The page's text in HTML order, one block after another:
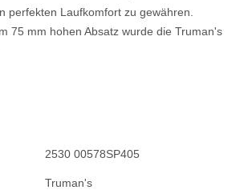
perfekten Laufkomfort zu gewähren.
75 mm hohen Absatz wurde die Truman's
2530 00578SP405
Truman's